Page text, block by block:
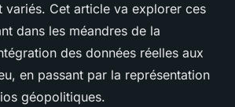
variés. Cet article va explorer ces
dans les méandres de la
des données réelles aux
en passant par la représentation
géopolitiques.